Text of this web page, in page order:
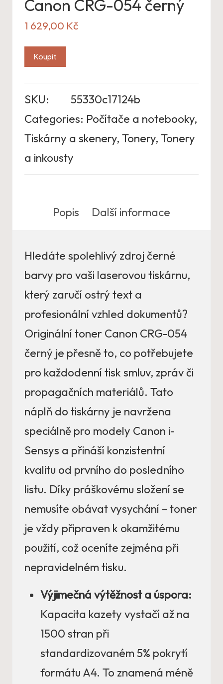
Canon CRG-054 černý
1 629,00 Kč
Koupit
SKU:
55330c17124b
Categories: Počítače a notebooky,
Tiskárny a skenery, Tonery, Tonery
a inkousty
Popis Další informace
Hledáte spolehlivý zdroj černé
barvy pro vaši laserovou tiskárnu,
který zaručí ostrý text a
profesionální vzhled dokumentů?
Originální toner Canon CRG-054
černý je přesně to, co potřebujete
pro každodenní tisk smluv, zpráv či
propagačních materiálů. Tato
náplň do tiskárny je navržena
speciálně pro modely Canon i-
Sensys a přináší konzistentní
kvalitu od prvního do posledního
listu. Díky práškovému složení se
nemusíte obávat vysychání – toner
je vždy připraven k okamžitému
použití, což oceníte zejména při
nepravidelném tisku.
Výjimečná výtěžnost a úspora:
Kapacita kazety vystačí až na
1500 stran při
standardizovaném 5% pokrytí
formátu A4. To znamená méně